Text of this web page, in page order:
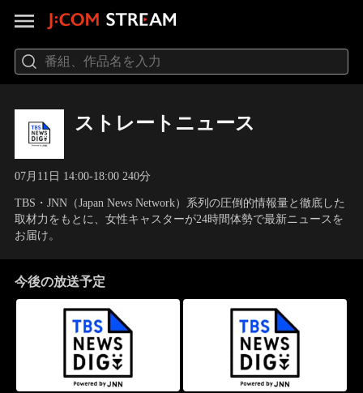
ストレートニュース
07月11日 14:00-18:00 240分
TBS・JNN（Japan News Network）系列の圧倒的情報量と徹底した
取材力をもとに、女性キャスターが24時間体勢で最新ニュースを
お届け。
今後の放送予定